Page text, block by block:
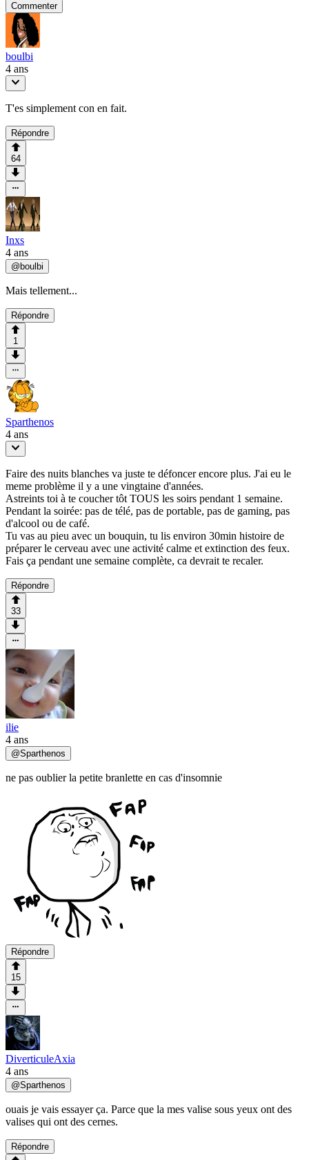
Commenter
boulbi
4 ans
T'es simplement con en fait.
Répondre
64
Inxs
4 ans
@boulbi
Mais tellement...
Répondre
1
Sparthenos
4 ans
Faire des nuits blanches va juste te défoncer encore plus. J'ai eu le
meme problème il y a une vingtaine d'années.
Astreints toi à te coucher tôt TOUS les soirs pendant 1 semaine.
Pendant la soirée: pas de télé, pas de portable, pas de gaming, pas
d'alcool ou de café.
Tu vas au pieu avec un bouquin, tu lis environ 30min histoire de
préparer le cerveau avec une activité calme et extinction des feux.
Fais ça pendant une semaine complète, ca devrait te recaler.
Répondre
33
ilie
4 ans
@Sparthenos
ne pas oublier la petite branlette en cas d'insomnie
Répondre
15
DiverticuleAxia
4 ans
@Sparthenos
ouais je vais essayer ça. Parce que la mes valise sous yeux ont des
valises qui ont des cernes.
Répondre